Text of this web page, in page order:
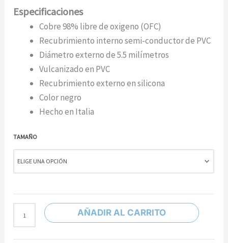
Especificaciones
Cobre 98% libre de oxigeno (OFC)
Recubrimiento interno semi-conductor de PVC
Diámetro externo de 5.5 milímetros
Vulcanizado en PVC
Recubrimiento externo en silicona
Color negro
Hecho en Italia
TAMAÑO
AÑADIR AL CARRITO